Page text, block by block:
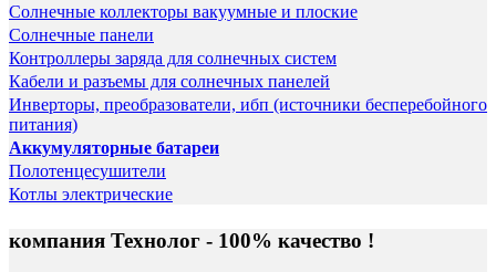
Солнечные коллекторы вакуумные и плоские
Солнечные панели
Контроллеры заряда для солнечных систем
Кабели и разъемы для солнечных панелей
Инверторы, преобразователи, ибп (источники бесперебойного
питания)
Аккумуляторные батареи
Полотенцесушители
Котлы электрические
компания Технолог - 100% качество !